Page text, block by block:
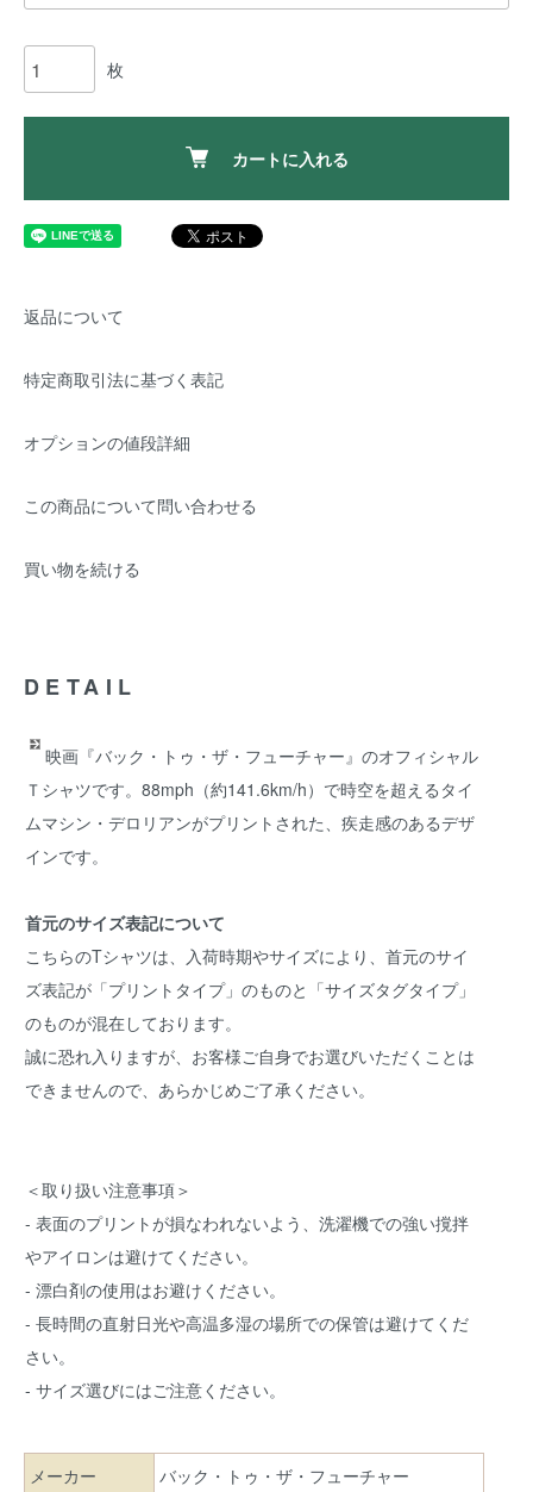
枚
カートに入れる
返品について
特定商取引法に基づく表記
オプションの値段詳細
この商品について問い合わせる
買い物を続ける
DETAIL
映画『バック・トゥ・ザ・フューチャー』のオフィシャル
Ｔシャツです。88mph（約141.6km/h）で時空を超えるタイ
ムマシン・デロリアンがプリントされた、疾走感のあるデザ
インです。
首元のサイズ表記について
こちらのTシャツは、入荷時期やサイズにより、首元のサイ
ズ表記が「プリントタイプ」のものと「サイズタグタイプ」
のものが混在しております。
誠に恐れ入りますが、お客様ご自身でお選びいただくことは
できませんので、あらかじめご了承ください。
＜取り扱い注意事項＞
- 表面のプリントが損なわれないよう、洗濯機での強い撹拌
やアイロンは避けてください。
- 漂白剤の使用はお避けください。
- 長時間の直射日光や高温多湿の場所での保管は避けてくだ
さい。
- サイズ選びにはご注意ください。
メーカー バック・トゥ・ザ・フューチャー